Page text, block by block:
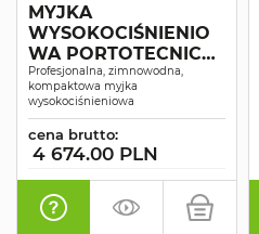
MYJKA
WYSOKOCIŚNIENIO
WA PORTOTECNICA
SUPERJET 1609P
Profesjonalna, zimnowodna,
kompaktowa myjka
wysokociśnieniowa
cena brutto:
4 674.00 PLN